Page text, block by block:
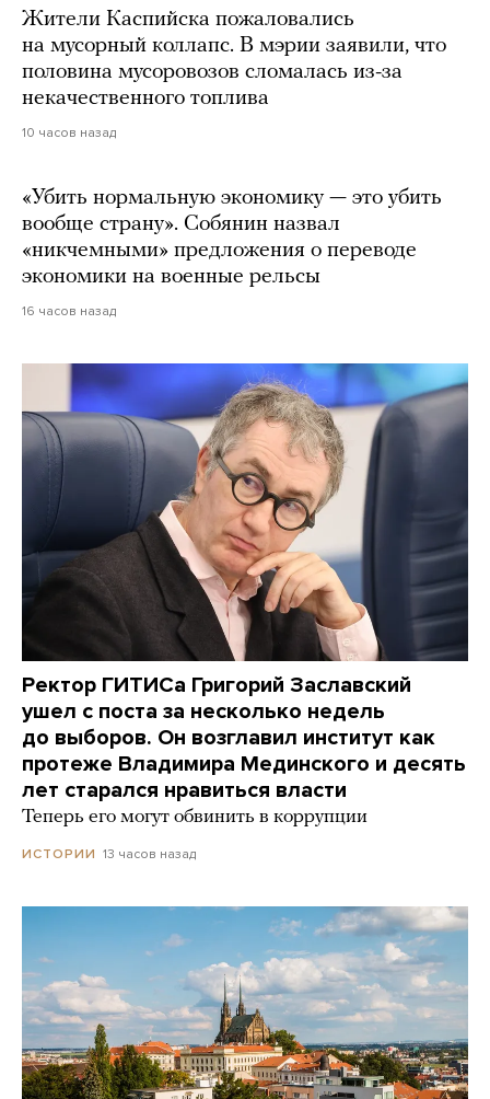
Жители Каспийска пожаловались
на мусорный коллапс. В мэрии заявили, что
половина мусоровозов сломалась из-за
некачественного топлива
10 часов назад
«Убить нормальную экономику — это убить
вообще страну». Собянин назвал
«никчемными» предложения о переводе
экономики на военные рельсы
16 часов назад
Ректор ГИТИСа Григорий Заславский
ушел с поста за несколько недель
до выборов. Он возглавил институт как
протеже Владимира Мединского и десять
лет старался нравиться власти
Теперь его могут обвинить в коррупции
ИСТОРИИ 13 часов назад